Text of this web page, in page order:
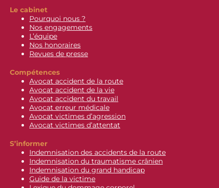
Le cabinet
Pourquoi nous ?
Nos engagements
L’équipe
Nos honoraires
Revues de presse
Compétences
Avocat accident de la route
Avocat accident de la vie
Avocat accident du travail
Avocat erreur médicale
Avocat victimes d’agression
Avocat victimes d’attentat
S’informer
Indemnisation des accidents de la route
Indemnisation du traumatisme crânien
Indemnisation du grand handicap
Guide de la victime